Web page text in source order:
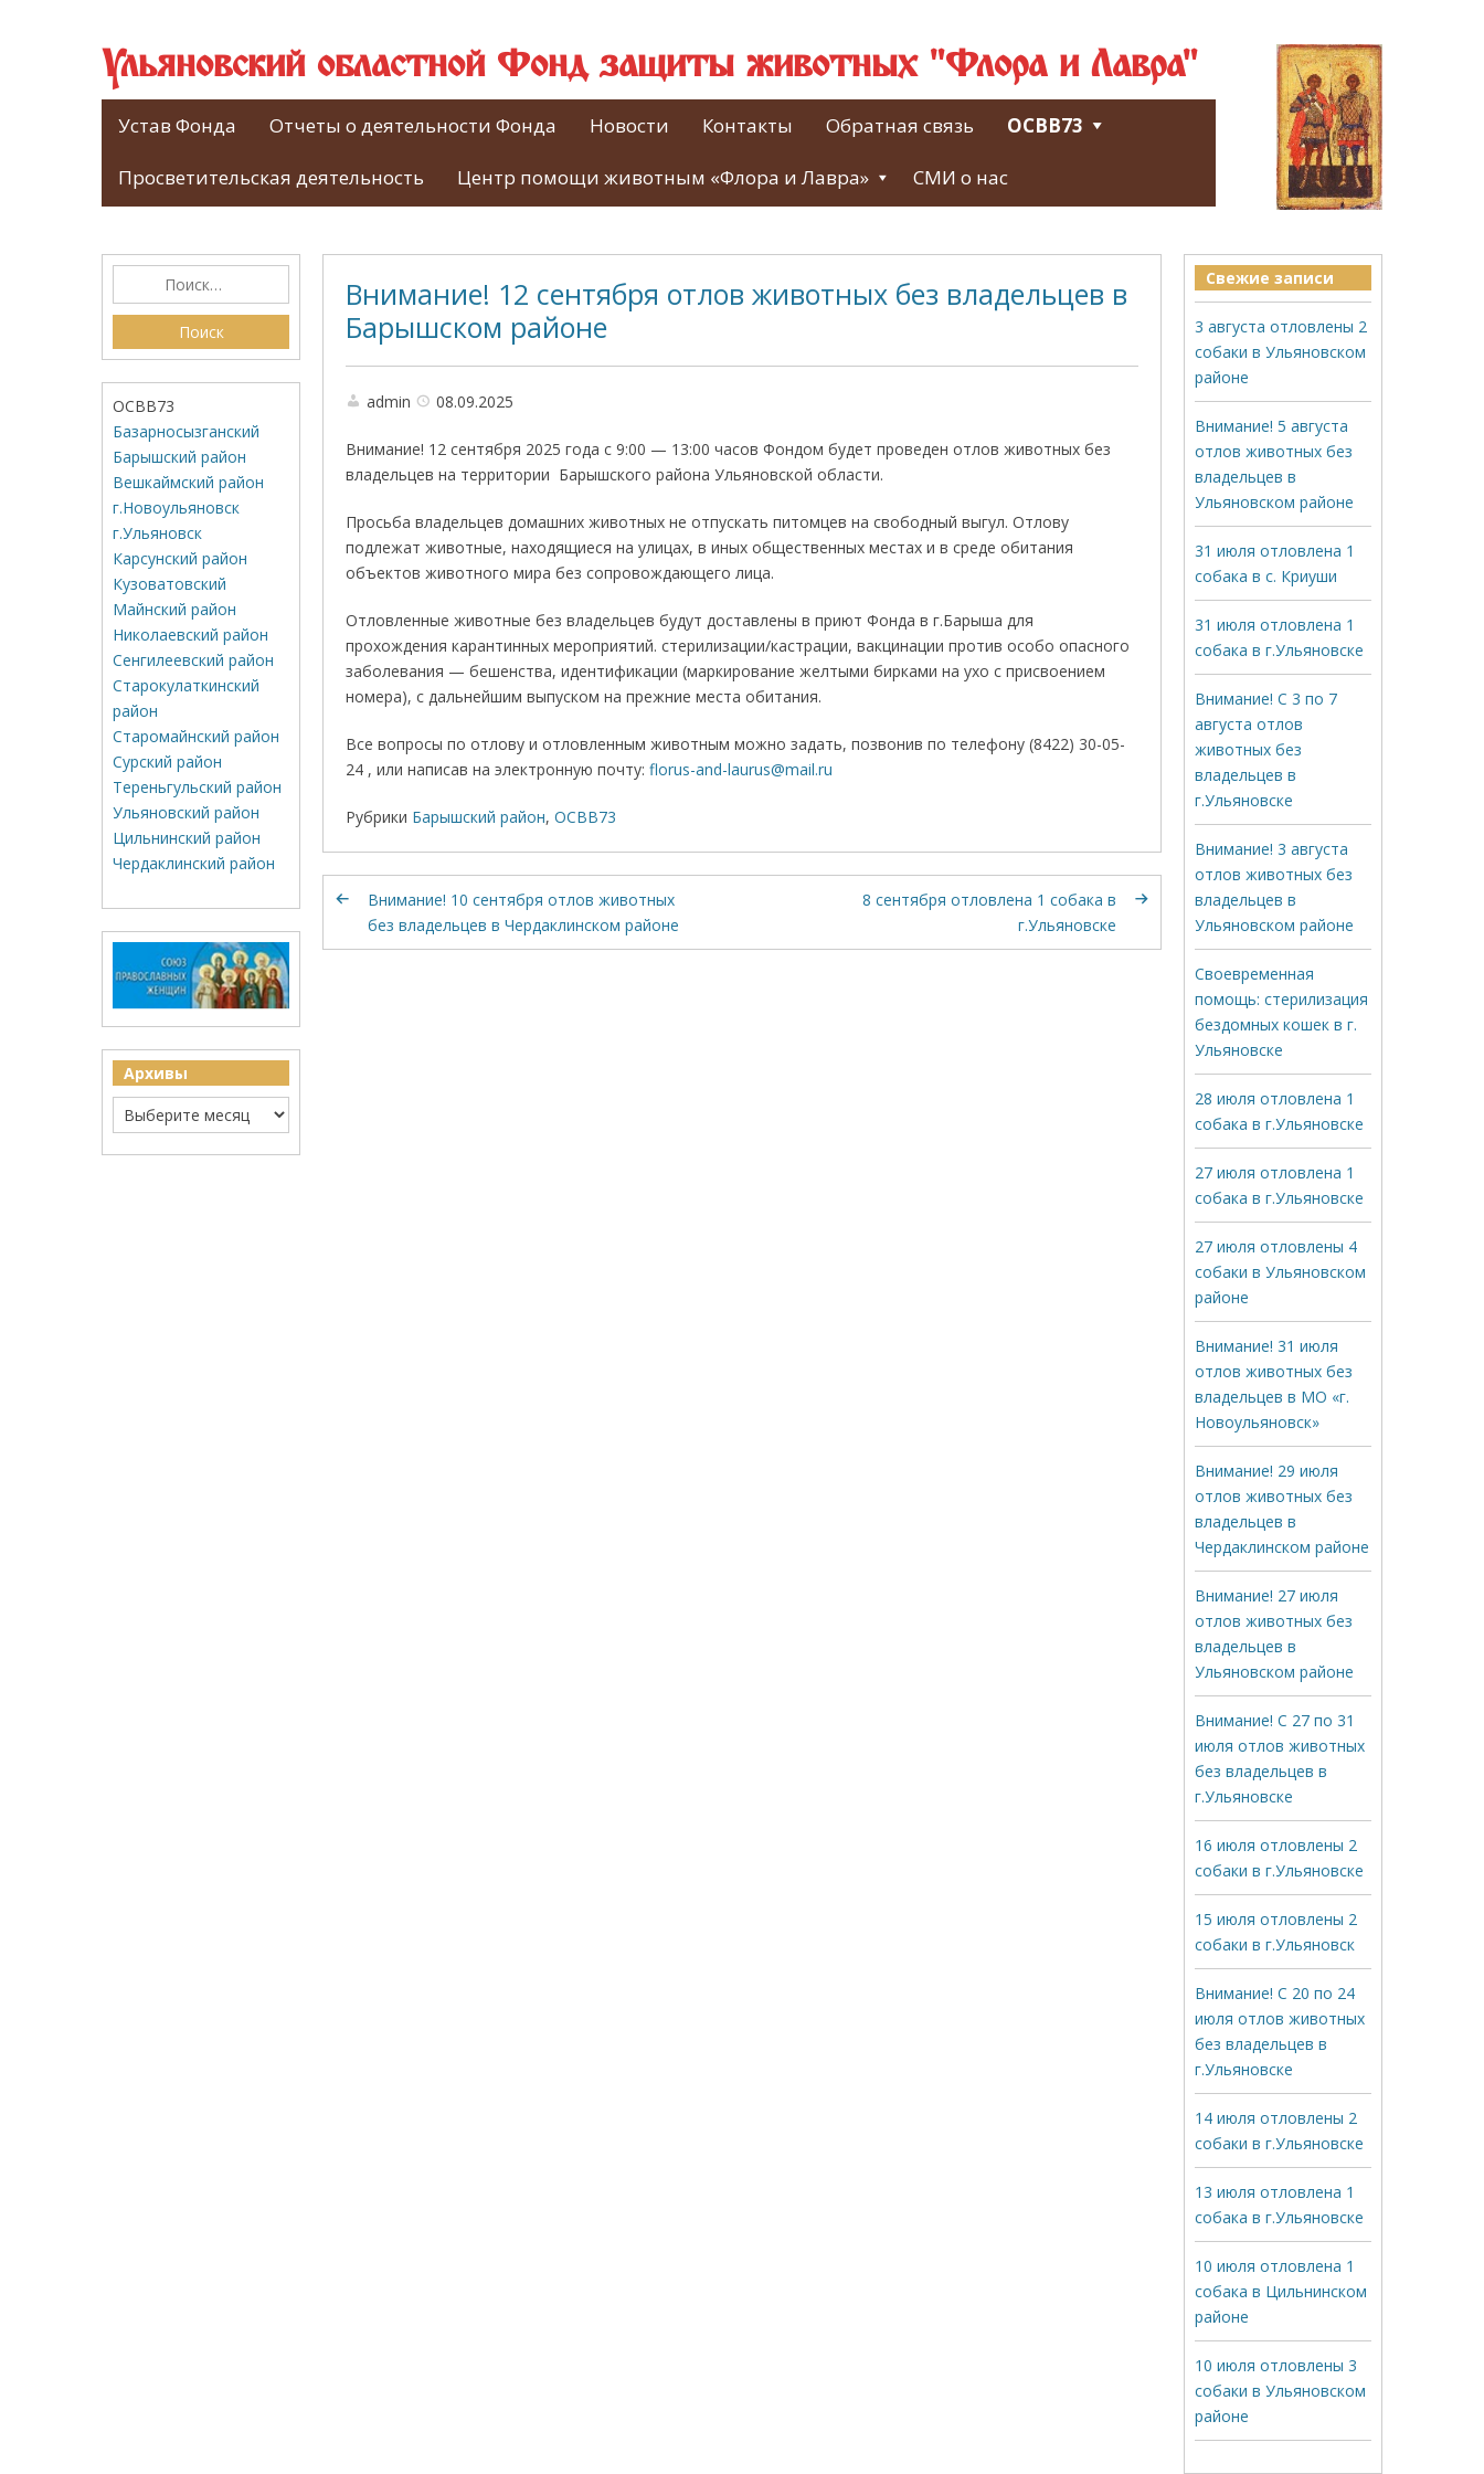
Ульяновский областной Фонд защиты животных "Флора и Лавра"
Устав Фонда Отчеты о деятельности Фонда Новости Контакты Обратная связь ОСВВ73
Просветительская деятельность Центр помощи животным «Флора и Лавра» СМИ о нас
Внимание! 12 сентября отлов животных без владельцев в
Барышском районе
admin 08.09.2025
Внимание! 12 сентября 2025 года с 9:00 — 13:00 часов Фондом будет проведен отлов животных без
владельцев на территории Барышского района Ульяновской области.
Просьба владельцев домашних животных не отпускать питомцев на свободный выгул. Отлову
подлежат животные, находящиеся на улицах, в иных общественных местах и в среде обитания
объектов животного мира без сопровождающего лица.
Отловленные животные без владельцев будут доставлены в приют Фонда в г.Барыша для
прохождения карантинных мероприятий. стерилизации/кастрации, вакцинации против особо опасного
заболевания — бешенства, идентификации (маркирование желтыми бирками на ухо с присвоением
номера), с дальнейшим выпуском на прежние места обитания.
Все вопросы по отлову и отловленным животным можно задать, позвонив по телефону (8422) 30-05-
24 , или написав на электронную почту: florus-and-laurus@mail.ru
Рубрики Барышский район, ОСВВ73
Внимание! 10 сентября отлов животных
без владельцев в Чердаклинском районе
8 сентября отловлена 1 собака в
г.Ульяновске
ОСВВ73
Базарносызганский
Барышский район
Вешкаймский район
г.Новоульяновск
г.Ульяновск
Карсунский район
Кузоватовский
Майнский район
Николаевский район
Сенгилеевский район
Старокулаткинский
район
Старомайнский район
Сурский район
Тереньгульский район
Ульяновский район
Цильнинский район
Чердаклинский район
Архивы
Свежие записи
3 августа отловлены 2
собаки в Ульяновском
районе
Внимание! 5 августа
отлов животных без
владельцев в
Ульяновском районе
31 июля отловлена 1
собака в с. Криуши
31 июля отловлена 1
собака в г.Ульяновске
Внимание! С 3 по 7
августа отлов
животных без
владельцев в
г.Ульяновске
Внимание! 3 августа
отлов животных без
владельцев в
Ульяновском районе
Своевременная
помощь: стерилизация
бездомных кошек в г.
Ульяновске
28 июля отловлена 1
собака в г.Ульяновске
27 июля отловлена 1
собака в г.Ульяновске
27 июля отловлены 4
собаки в Ульяновском
районе
Внимание! 31 июля
отлов животных без
владельцев в МО «г.
Новоульяновск»
Внимание! 29 июля
отлов животных без
владельцев в
Чердаклинском районе
Внимание! 27 июля
отлов животных без
владельцев в
Ульяновском районе
Внимание! С 27 по 31
июля отлов животных
без владельцев в
г.Ульяновске
16 июля отловлены 2
собаки в г.Ульяновске
15 июля отловлены 2
собаки в г.Ульяновск
Внимание! С 20 по 24
июля отлов животных
без владельцев в
г.Ульяновске
14 июля отловлены 2
собаки в г.Ульяновске
13 июля отловлена 1
собака в г.Ульяновске
10 июля отловлена 1
собака в Цильнинском
районе
10 июля отловлены 3
собаки в Ульяновском
районе